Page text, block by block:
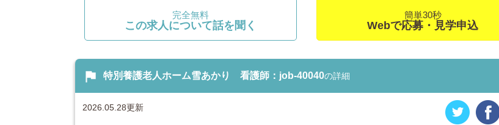
完全無料
この求人について話を聞く
簡単30秒
Webで応募・見学申込
flag 特別養護老人ホーム雪あかり 看護師：job-40040の詳細
2026.05.28更新